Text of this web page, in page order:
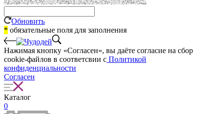
Обновить
* обязательные поля для заполнения
Нажимая кнопку «Согласен», вы даёте cогласие на сбор
cookie-файлов в соответсвии с Политикой
конфиденциальности
Согласен
Каталог
0